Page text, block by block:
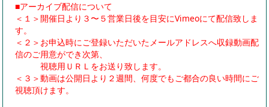
■アーカイブ配信について
＜１＞開催日より３〜５営業日後を目安にVimeoにて配信致しま
す。
＜２＞お申込時にご登録いただいたメールアドレスへ収録動画配
信のご用意ができ次第、
視聴用ＵＲＬをお送り致します。
＜３＞動画は公開日より２週間、何度でもご都合の良い時間にご
視聴頂けます。